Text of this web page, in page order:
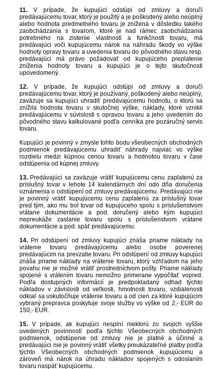
11. V prípade, že kupujúci odstúpi od zmluvy a doručí
predávajúcemu tovar, ktorý je použitý a je poškodený alebo neúplný
alebo hodnota predmetného tovaru je znížená v dôsledku takého
zaobchádzania s tovarom, ktoré je nad rámec zaobchádzania
potrebného na zistenie vlastností a funkčnosti tovaru, má
predávajúci voči kupujúcemu nárok na náhradu škody vo výške
hodnoty opravy tovaru a uvedenia tovaru do pôvodného stavu resp.
predávajúci má právo požadovať od kupujúceho preplatenie
zníženia hodnoty tovaru a kupujúci je o tejto skutočnosti
upovedomený.
12. V prípade, že kupujúci odstúpi od zmluvy a doručí
predávajúcemu tovar, ktorý je používaný, poškodený alebo neúplný,
zaväzuje sa kupujúci uhradiť predávajúcemu hodnotu, o ktorú sa
znížila hodnota tovaru v skutočnej výške, náklady, ktoré vznikli
predávajúcemu v súvislosti s opravou tovaru a jeho uvedením do
pôvodného stavu kalkulované podľa cenníka pre pozáručný servis
tovaru.
Kupujúci je povinný v zmysle tohto bodu všeobecných obchodných
podmienok predávajúcemu uhradiť náhrady najviac vo výške
rozdielu medzi kúpnou cenou tovaru a hodnotou tovaru v čase
odstúpenia od kúpnej zmluvy.
13. Predávajúci sa zaväzuje vrátiť kupujúcemu cenu zaplatenú za
príslušný tovar v lehote 14 kalendárnych dní odo dňa doručenia
oznámenia o odstúpení od zmluvy predávajúcemu. Predávajúci nie
je povinný vrátiť kupujúcemu cenu zaplatenú za príslušný tovar
pred tým, ako mu bol tovar od kupujúceho spolu s príslušenstvom
vrátane dokumentácie a pod. doručený alebo kým kupujúci
nepreukáže zaslanie tovaru spolu s príslušenstvom vrátane
dokumentácie a pod. späť predávajúcemu.
14. Pri odstúpení od zmluvy kupujúci znáša priame náklady na
vrátenie tovaru predávajúcemu alebo osobe poverenej
predávajúcim na prevzatie tovaru. Pri odstúpení od zmluvy kupujúci
znáša priame náklady na vrátenie tovaru, ktorý vzhľadom na jeho
povahu nie je možné vrátiť prostredníctvom pošty. Priame náklady
spojené s vrátením tovaru nemožno primerane vypočítať vopred.
Podľa dostupných informácií je predpokladaný odhad týchto
nákladov v závislosti od veľkosti, hmotnosti tovaru, vzdialenosti
odkiaľ sa uskutočňuje vrátenie tovaru a od cien za ktoré kupujúcim
vybraný prepravca poskytuje svoje služby vo výške od 2,- EUR do
150,- EUR.
15. V prípade, ak kupujúci nesplní niektorú zo svojich vyššie
uvedených povinností podľa týchto Všeobecných obchodných
podmienok, odstúpenie od zmluvy nie je platné a účinné a
predávajúci nie je povinný vrátiť všetky preukázateľné platby podľa
týchto Všeobecných obchodných podmienok kupujúcemu a
zároveň má nárok na úhradu nákladov spojených s odoslaním
tovaru naspäť kupujúcemu.